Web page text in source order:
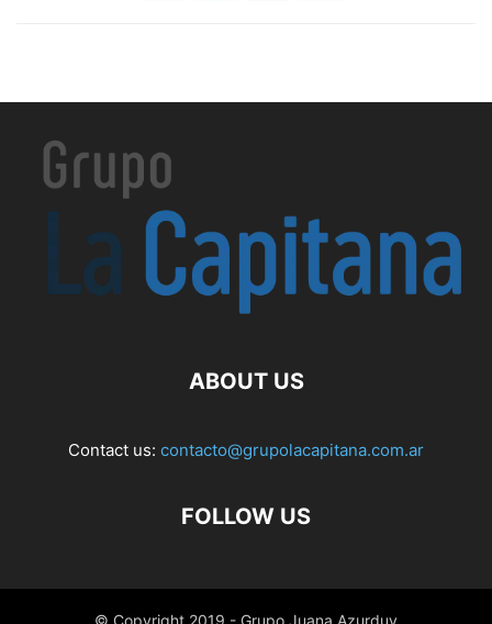
ABOUT US
Contact us: contacto@grupolacapitana.com.ar
FOLLOW US
© Copyright 2019 - Grupo Juana Azurduy